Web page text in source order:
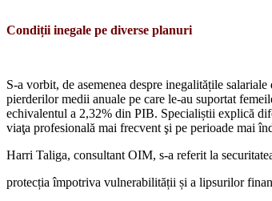
Condiții inegale pe diverse planuri
S-a vorbit, de asemenea des­pre inegalitățile
pierderilor medii anuale pe care le-au su­portat
echivalentul a 2,32% din PIB. Specialiștii explică
viaţa profesio­nală mai frecvent şi pe perioade mai
Harri Taliga, consultant OIM, s-a referit la
protecția împotri­va vulnerabilității și a lipsurilor